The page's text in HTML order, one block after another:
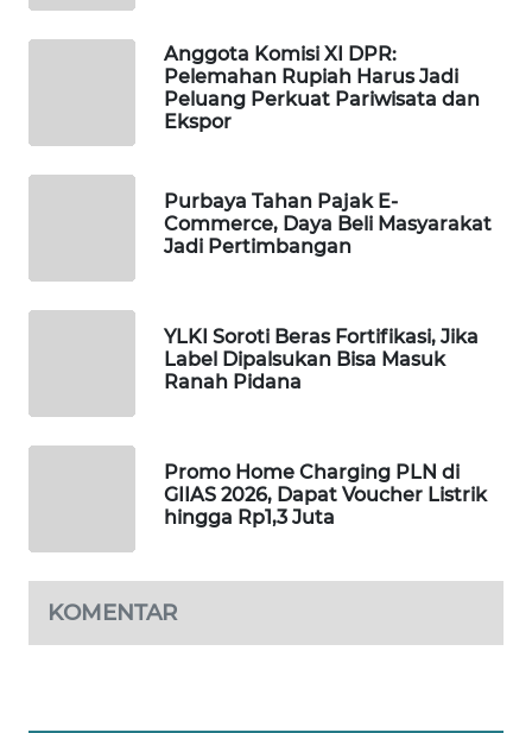
Anggota Komisi XI DPR:
Pelemahan Rupiah Harus Jadi
Peluang Perkuat Pariwisata dan
Ekspor
Purbaya Tahan Pajak E-
Commerce, Daya Beli Masyarakat
Jadi Pertimbangan
YLKI Soroti Beras Fortifikasi, Jika
Label Dipalsukan Bisa Masuk
Ranah Pidana
Promo Home Charging PLN di
GIIAS 2026, Dapat Voucher Listrik
hingga Rp1,3 Juta
KOMENTAR
MASYARAKAT
KELISTRIKAN